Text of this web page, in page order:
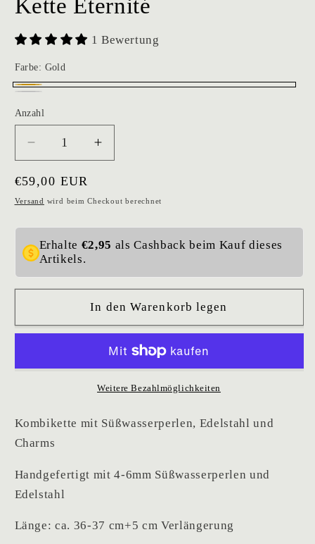
Kette Éternité
1 Bewertung
Farbe: Gold
Gold
Anzahl
Verringere
die
Menge
für
Éternité
Erhöhe
die
für
Éternité
Normaler
Preis
€59,00 EUR
Versand wird beim Checkout berechnet
Erhalte €2,95 als Cashback beim Kauf dieses
Artikels.
In den Warenkorb legen
Weitere Bezahlmöglichkeiten
Kombikette mit Süßwasserperlen, Edelstahl und
Charms
Handgefertigt mit 4-6mm Süßwasserperlen und
Edelstahl
Länge: ca. 36-37 cm+5 cm Verlängerung